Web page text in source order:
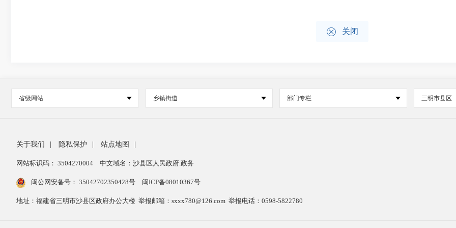
 关闭
省级网站 乡镇街道 部门专栏 三明市县区
关于我们 隐私保护 站点地图
网站标识码： 3504270004 中文域名：沙县区人民政府.政务
闽公网安备号： 35042702350428号 闽ICP备08010367号
地址：福建省三明市沙县区政府办公大楼 举报邮箱：sxxx780@126.com 举报电话：0598-5822780